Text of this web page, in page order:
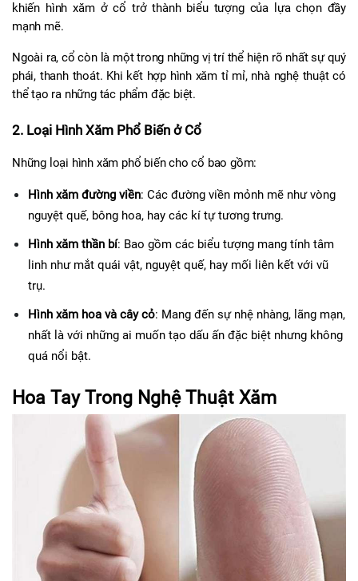
khiến hình xăm ở cổ trở thành biểu tượng của lựa chọn đầy
mạnh mẽ.
Ngoài ra, cổ còn là một trong những vị trí thể hiện rõ nhất sự quý
phái, thanh thoát. Khi kết hợp hình xăm tỉ mỉ, nhà nghệ thuật có
thể tạo ra những tác phẩm đặc biệt.
2. Loại Hình Xăm Phổ Biến ở Cổ
Những loại hình xăm phổ biến cho cổ bao gồm:
Hình xăm đường viền: Các đường viền mỏnh mẽ như vòng
nguyệt quế, bông hoa, hay các kí tự tương trưng.
Hình xăm thần bí: Bao gồm các biểu tượng mang tính tâm
linh như mắt quái vật, nguyệt quế, hay mối liên kết với vũ
trụ.
Hình xăm hoa và cây cỏ: Mang đến sự nhệ nhàng, lãng mạn,
nhất là với những ai muốn tạo dấu ấn đặc biệt nhưng không
quá nổi bật.
Hoa Tay Trong Nghệ Thuật Xăm